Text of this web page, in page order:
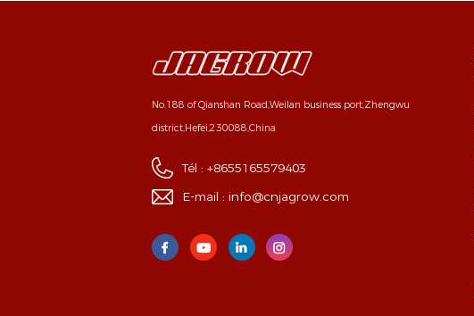
No.188 of Qianshan Road,Weilan business port,Zhengwu
district,Hefei,230088,China
Tél :+8655165579403
E-mail :info@cnjagrow.com